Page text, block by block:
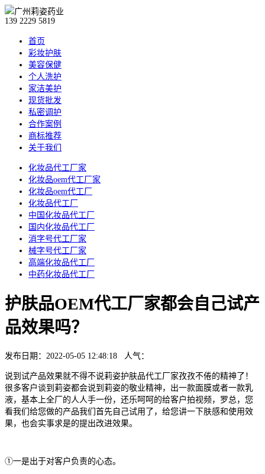
139 2229 5819
首页
彩妆护肤
美容保健
个人洗护
家洁美护
现货批发
私密调护
合作案例
商标推荐
关于我们
化妆品代工厂家
化妆品oem代工厂家
化妆品oem代工厂
化妆品代工厂
中国化妆品代工厂
国内化妆品代工厂
消字号代工厂家
械字号代工厂家
高端化妆品代工厂
中药化妆品代工厂
护肤品OEM代工厂家都会自己试产
品效果吗？
发布日期：2022-05-05 12:48:18 人气：
说到试产品效果就不得不说莉姿护肤品代工厂家孜孜不倦的精神了！
很多客户谈到莉姿都会说到莉姿的敬业精神，出一款面膜或者一款乳
液，基本上全厂的人人手一份，还乐呵呵的给客户拍视频，罗总，您
看我们给您做的产品我们首先自己试用了，给您讲一下肤感和使用效
果，也会实事求是的提出改进效果。
①一是出于对客户负责的心态。